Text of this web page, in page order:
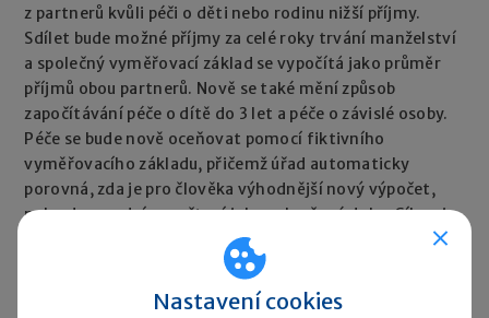
z partnerů kvůli péči o děti nebo rodinu nižší příjmy.
Sdílet bude možné příjmy za celé roky trvání manželství
a společný vyměřovací základ se vypočítá jako průměr
příjmů obou partnerů. Nově se také mění způsob
započítávání péče o dítě do 3 let a péče o závislé osoby.
Péče se bude nově oceňovat pomocí fiktivního
vyměřovacího základu, přičemž úřad automaticky
porovná, zda je pro člověka výhodnější nový výpočet,
nebo dosavadní započtení jako vyloučené doby. Cílem je,
aby péče neměla negativní dopad na výši důchodu.
Nastavení cookies